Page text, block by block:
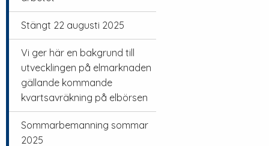
Stängt 22 augusti 2025
Vi ger här en bakgrund till
utvecklingen på elmarknaden
gällande kommande
kvartsavräkning på elbörsen
Sommarbemanning sommar
2025